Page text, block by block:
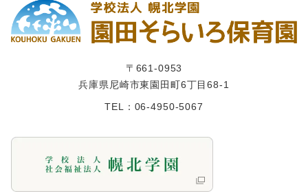
〒661-0953
兵庫県尼崎市東園田町6丁目68-1
TEL：06-4950-5067